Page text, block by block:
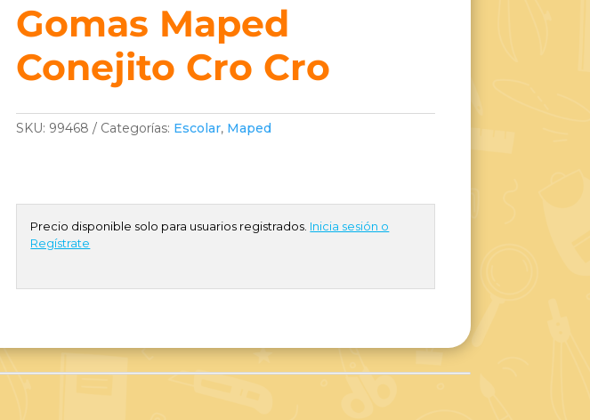
Gomas Maped
Conejito Cro Cro
SKU: 99468 Categorías: Escolar, Maped
Precio disponible solo para usuarios registrados. Inicia sesión o
Regístrate